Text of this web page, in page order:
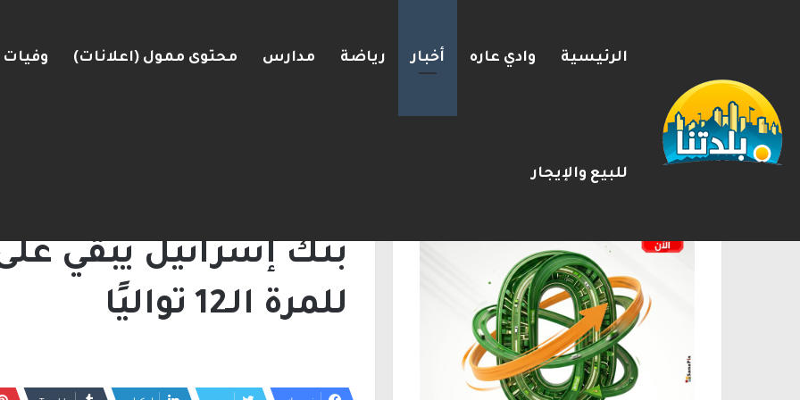
الرئيسية وادي عاره أخبار رياضة مدارس محتوى ممول (اعلانات) وفيات
للبيع والإيجار
إستعدوا : موجة حر جديدة تضرب البلاد
للمرة الـ12 تواليًا
الإعلانات